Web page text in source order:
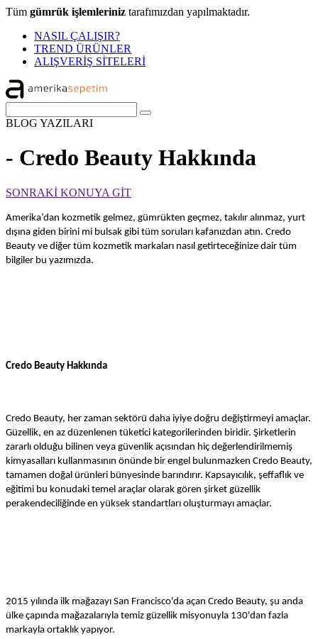
Tüm gümrük işlemleriniz tarafımızdan yapılmaktadır.
NASIL ÇALIŞIR?
TREND ÜRÜNLER
ALIŞVERİŞ SİTELERİ
BLOG YAZILARI
- Credo Beauty Hakkında
SONRAKİ KONUYA GİT
Amerika’dan kozmetik gelmez, gümrükten geçmez, takılır alınmaz, yurt
dışına giden birini mi bulsak gibi tüm soruları kafanızdan atın. Credo
Beauty ve diğer tüm kozmetik markaları nasıl getirteceğinize dair tüm
bilgiler bu yazımızda.
Credo Beauty Hakkında
Credo Beauty, her zaman sektörü daha iyiye doğru değiştirmeyi amaçlar.
Güzellik, en az düzenlenen tüketici kategorilerinden biridir. Şirketlerin
zararlı olduğu bilinen veya güvenlik açısından hiç değerlendirilmemiş
kimyasalları kullanmasının önünde bir engel bulunmazken Credo Beauty,
tamamen doğal ürünleri bünyesinde barındırır. Kapsayıcılık, şeffaflık ve
eğitimi bu konudaki temel araçlar olarak gören şirket güzellik
perakendeciliğinde en yüksek standartları oluşturmayı amaçlar.
2015 yılında ilk mağazayı San Francisco'da açan Credo Beauty, şu anda
ülke çapında mağazalarıyla temiz güzellik misyonuyla 130'dan fazla
markayla ortaklık yapıyor.